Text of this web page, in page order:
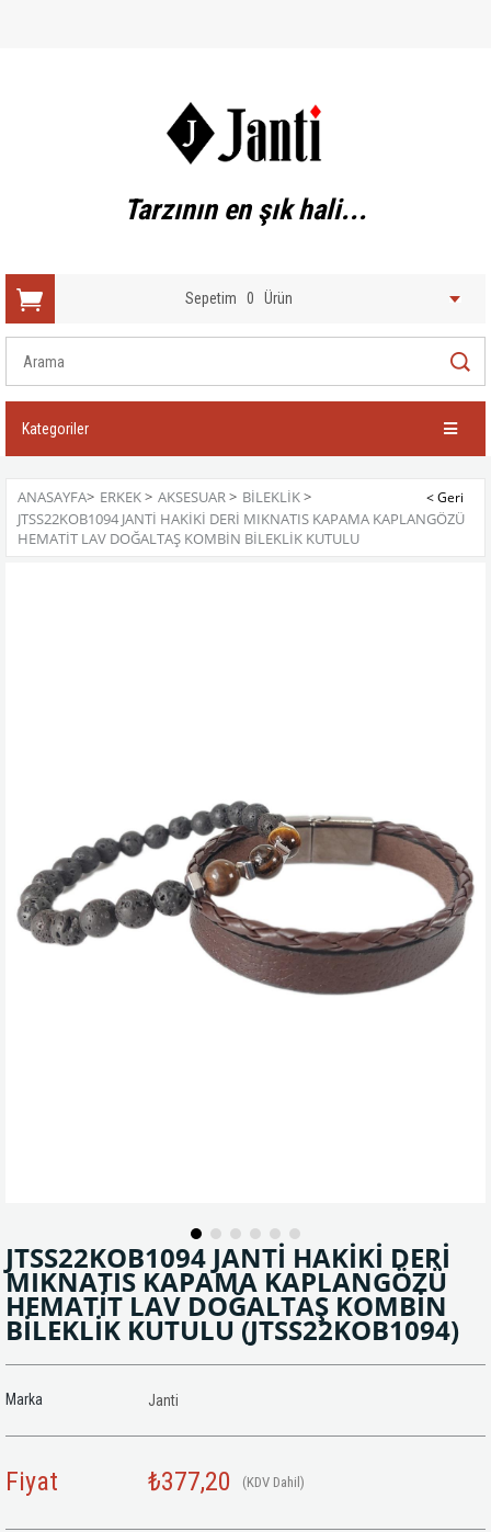
Tarzının en şık hali...
Sepetim 0 Ürün
Kategoriler
ANASAYFA> ERKEK> AKSESUAR> BILEKLIK>
JTSS22KOB1094 JANTİ HAKİKİ DERİ MIKNATIS KAPAMA KAPLANGÖZÜ
HEMATİT LAV DOĞALTAŞ KOMBİN BİLEKLİK KUTULU
JTSS22KOB1094 JANTİ HAKİKİ DERİ
MIKNATIS KAPAMA KAPLANGÖZÜ
HEMATİT LAV DOĞALTAŞ KOMBİN
BİLEKLİK KUTULU (JTSS22KOB1094)
Marka Janti
Fiyat ₺377,20 (KDV Dahil)